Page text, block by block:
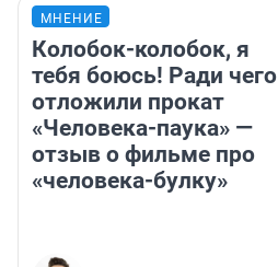
МНЕНИЕ
Колобок-колобок, я
тебя боюсь! Ради чего
отложили прокат
«Человека-паука» —
отзыв о фильме про
«человека-булку»